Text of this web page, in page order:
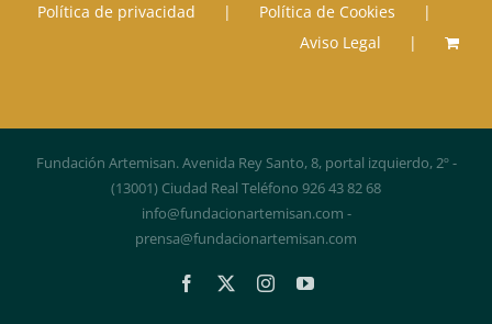
Política de privacidad
Política de Cookies
Aviso Legal
Fundación Artemisan. Avenida Rey Santo, 8, portal izquierdo, 2º -
(13001) Ciudad Real Teléfono 926 43 82 68
info@fundacionartemisan.com -
prensa@fundacionartemisan.com
Facebook InstagramYouTube